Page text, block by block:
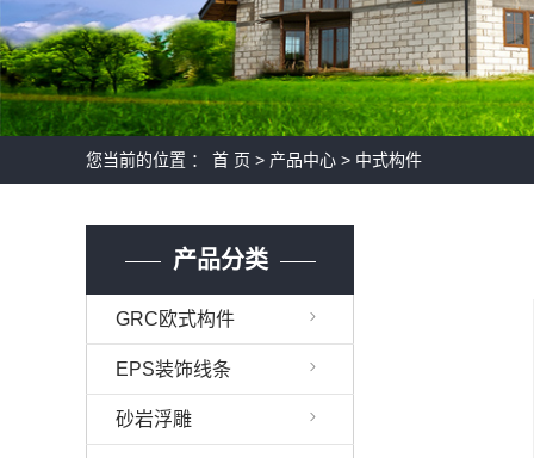
您当前的位置 ： 首 页 > 产品中心 > 中式构件
产品分类
GRC欧式构件
EPS装饰线条
砂岩浮雕